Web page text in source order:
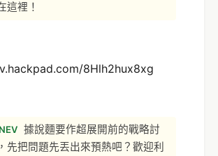
這裡！
8Hlh2hux8xg
據說麵要作超展開前的戰略討
先把問題先丟出來預熱吧？歡迎利